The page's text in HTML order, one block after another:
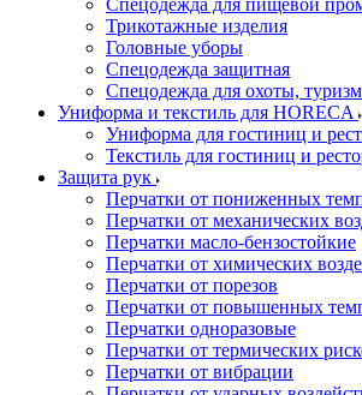
Спецодежда для пищевой
Трикотажные изделия
Головные уборы
Спецодежда защитная
Спецодежда для охоты,
Униформа и текстиль для HORECA
Униформа для гостиниц и
Текстиль для гостиниц и
Защита рук
Перчатки от пониженных
Перчатки от механических
Перчатки масло-бензостойкие
Перчатки от химических
Перчатки от порезов
Перчатки от повышенных
Перчатки одноразовые
Перчатки от термических
Перчатки от вибрации